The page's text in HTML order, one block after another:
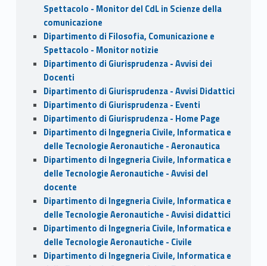
Spettacolo - Monitor del CdL in Scienze della
comunicazione
Dipartimento di Filosofia, Comunicazione e
Spettacolo - Monitor notizie
Dipartimento di Giurisprudenza - Avvisi dei
Docenti
Dipartimento di Giurisprudenza - Avvisi Didattici
Dipartimento di Giurisprudenza - Eventi
Dipartimento di Giurisprudenza - Home Page
Dipartimento di Ingegneria Civile, Informatica e
delle Tecnologie Aeronautiche - Aeronautica
Dipartimento di Ingegneria Civile, Informatica e
delle Tecnologie Aeronautiche - Avvisi del
docente
Dipartimento di Ingegneria Civile, Informatica e
delle Tecnologie Aeronautiche - Avvisi didattici
Dipartimento di Ingegneria Civile, Informatica e
delle Tecnologie Aeronautiche - Civile
Dipartimento di Ingegneria Civile, Informatica e